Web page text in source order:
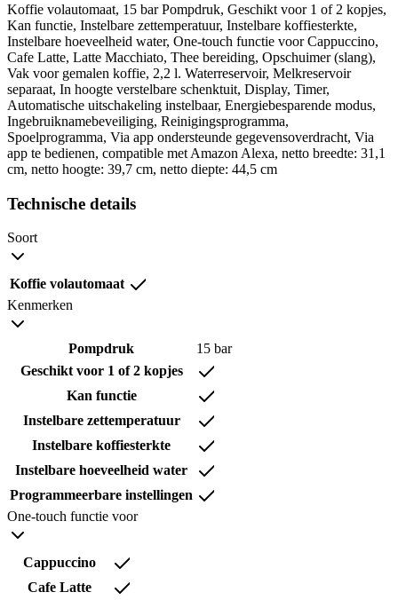
Koffie volautomaat, 15 bar Pompdruk, Geschikt voor 1 of 2 kopjes,
Kan functie, Instelbare zettemperatuur, Instelbare koffiesterkte,
Instelbare hoeveelheid water, One-touch functie voor Cappuccino,
Cafe Latte, Latte Macchiato, Thee bereiding, Opschuimer (slang),
Vak voor gemalen koffie, 2,2 l. Waterreservoir, Melkreservoir
separaat, In hoogte verstelbare schenktuit, Display, Timer,
Automatische uitschakeling instelbaar, Energiebesparende modus,
Ingebruiknamebeveiliging, Reinigingsprogramma,
Spoelprogramma, Via app ondersteunde gegevensoverdracht, Via
app te bedienen, compatible met Amazon Alexa, netto breedte: 31,1
cm, netto hoogte: 39,7 cm, netto diepte: 44,5 cm
Technische details
Soort
Koffie volautomaat
Kenmerken
Pompdruk
15 bar
Geschikt voor 1 of 2 kopjes
Kan functie
Instelbare zettemperatuur
Instelbare koffiesterkte
Instelbare hoeveelheid water
Programmeerbare instellingen
One-touch functie voor
Cappuccino
Cafe Latte